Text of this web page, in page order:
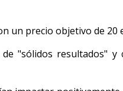
un precio objetivo de 20
"sólidos resultados"